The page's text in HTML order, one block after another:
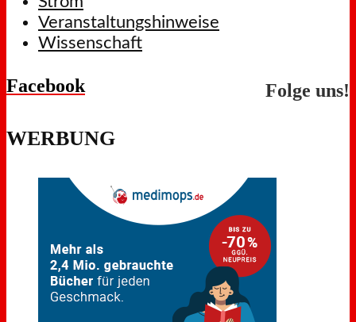
Veranstaltungshinweise
Wissenschaft
Facebook Folge uns!
WERBUNG